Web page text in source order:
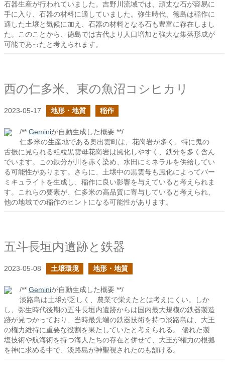
石器生産が行われていました。吉野川流域では、頑丈な石が容易に
手に入り、石器の材料に適していました。弥生時代、徳島は稲作に
適した土壌と気候に加え、石器の材料となる石も豊富に存在しまし
た。このことから、徳島では古代より人口増加と強大な集落形成が
可能であったと考えられます。
西の仁多米、東の魚沼コシヒカリ
2023-05-17 地形・地質 稲作
/** Geminiが自動生成した概要 **/
仁多米の生産地である奥出雲町は、花崗岩が多く、特に鬼の
舌振に見られる粗粒黒雲母花崗岩は風化しやすく、鉄分を多く含ん
でいます。この鉄分が川を赤く染め、水田にミネラルを供給してい
る可能性があります。さらに、土壌中の黒雲母も風化によってバー
ミキュライトを生成し、稲作に良い影響を与えていると考えられま
す。これらの要素が、仁多米の高品質に寄与していると考えられ、
他の地域での稲作のヒントになる可能性があります。
五斗長垣内遺跡と鉄器
2023-05-08 土壌環境 地形・地質
/** Geminiが自動生成した概要 **/
淡路島は土壌が乏しく、農業で栄えたとは考えにくい。しか
し、弥生時代後期の五斗長垣内遺跡からは国内最大規模の鉄器製造
跡が見つかっており、当時最先端の鉄器技術を持つ淡路島は、大王
の権力維持に重要な役割を果たしていたと考えられる。 優れた製
塩技術や航海術を持つ海人たちの存在と併せて、大王が権力の根拠
を神に求める中で、淡路島が神聖視されたのも頷ける。